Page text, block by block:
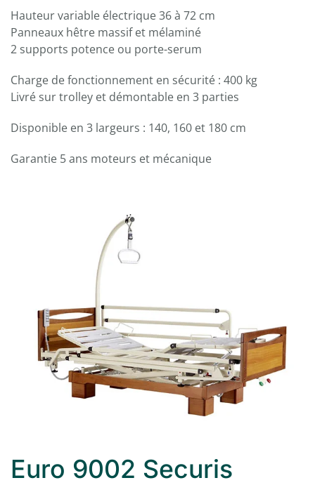
Hauteur variable électrique 36 à 72 cm
Panneaux hêtre massif et mélaminé
2 supports potence ou porte-serum
Charge de fonctionnement en sécurité : 400 kg
Livré sur trolley et démontable en 3 parties
Disponible en 3 largeurs : 140, 160 et 180 cm
Garantie 5 ans moteurs et mécanique
Euro 9002 Securis